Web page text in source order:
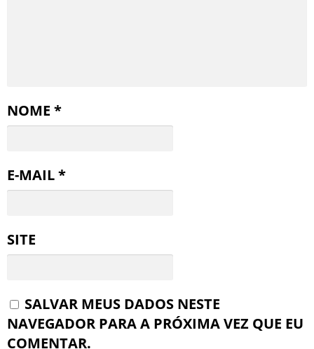
NOME *
E-MAIL*
SITE
SALVAR MEUS DADOS NESTE
NAVEGADOR PARA A PRÓXIMA VEZ QUE EU
COMENTAR.